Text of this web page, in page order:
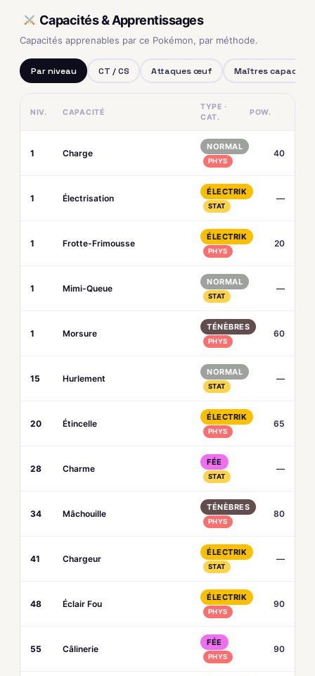
Capacités & Apprentissages
Capacités apprenables par ce Pokémon, par méthode.
Par niveau CT / CS Attaques œuf Maîtres capacités
NIV. CAPACITÉ
TYPE ·
CAT.
POW.
1 Charge
NORMAL
PHYS
40
1 Électrisation
ÉLECTRIK
STAT
—
1 Frotte-Frimousse
ÉLECTRIK
PHYS
20
1 Mimi-Queue
NORMAL
STAT
—
1 Morsure
TÉNÈBRES
PHYS
60
15 Hurlement
NORMAL
STAT
—
20 Étincelle
ÉLECTRIK
PHYS
65
28 Charme
FÉE
STAT
—
34 Mâchouille
TÉNÈBRES
PHYS
80
41 Chargeur
ÉLECTRIK
STAT
—
48 Éclair Fou
ÉLECTRIK
PHYS
90
55 Câlinerie
FÉE
PHYS
90